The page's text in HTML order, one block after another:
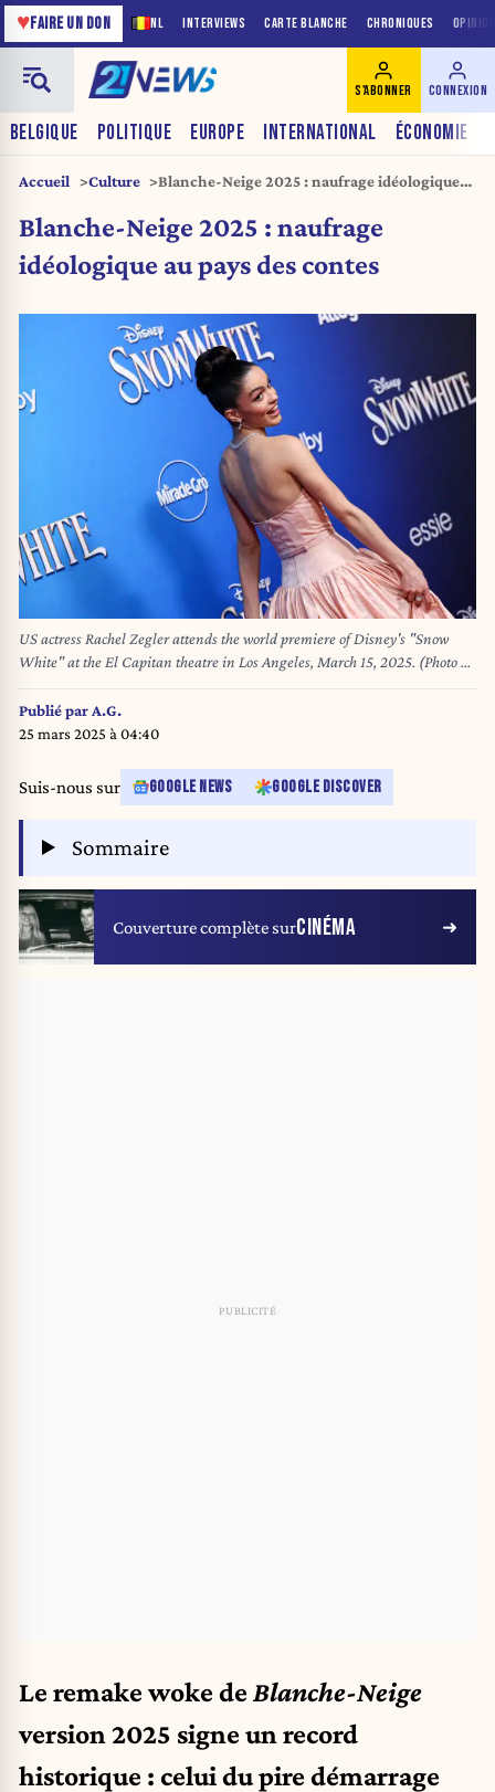
NL INTERVIEWS CARTE BLANCHE CHRONIQUES
♥FAIRE UN DON
BELGIQUE POLITIQUE EUROPE INTERNATIONAL ÉCONOMIE
S'ABONNER CONNEXION
Accueil Culture
Blanche-Neige 2025 : naufrage idéologique
Blanche-Neige 2025 : naufrage
idéologique au pays des contes
US actress Rachel Zegler attends the world premiere of Disney's "Snow
White" at the El Capitan theatre in Los Angeles, March 15, 2025. (Photo by
VALERIE MACON / AFP)
Publié par A.G.
25 mars 2025 à 04:40
Suis-nous sur GOOGLE NEWS GOOGLE DISCOVER
Sommaire
Couverture complète surCINÉMA
Le remake woke de Blanche-Neige
version 2025 signe un record
historique : celui du pire démarrage